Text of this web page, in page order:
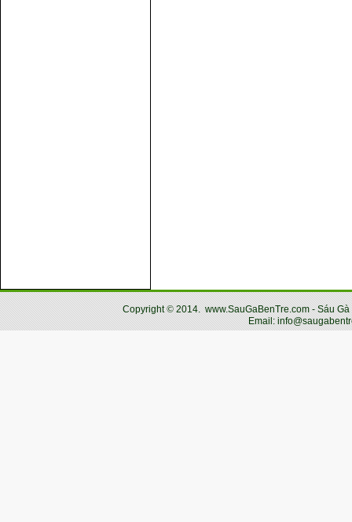
Copyright© 2014. www.SauGaBenTre.com - Sáu
Email: